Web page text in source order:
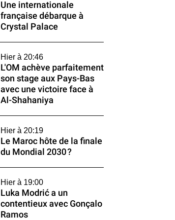
Une internationale
française débarque à
Crystal Palace
Hier à 20:46
L'OM achève parfaitement
son stage aux Pays-Bas
avec une victoire face à
Al-Shahaniya
Hier à 20:19
Le Maroc hôte de la finale
du Mondial 2030 ?
Hier à 19:00
Luka Modrić a un
contentieux avec Gonçalo
Ramos